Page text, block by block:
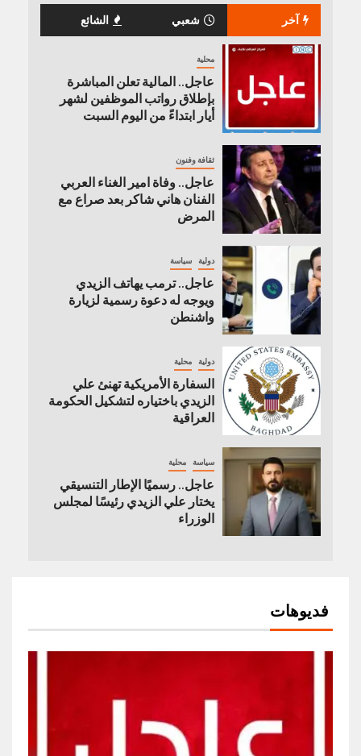
آخر شعبي الشائع
محلية
عاجل.. المالية تعلن المباشرة
بإطلاق رواتب ‏الموظفين لشهر
أيار ابتداءً من اليوم السبت
ثقافة وفنون
عاجل.. وفاة امير الغناء العربي
الفنان هاني شاكر بعد صراع مع
المرض
دولية سياسة
عاجل.. ترمب يهاتف الزيدي
ويوجه له دعوة رسمية لزيارة
واشنطن
دولية محلية
السفارة الأمريكية تهنئ علي
الزيدي باختياره لتشكيل الحكومة
العراقية
سياسة محلية
عاجل.. رسميًا الإطار التنسيقي
يختار علي الزيدي رئيسًا لمجلس
الوزراء
فديوهات